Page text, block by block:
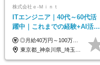
株式会社ｅ‐Ｍｉｎｔ
ITエンジニア｜40代～60代活
躍中｜これまでの経験+AI活用
でスキルアップを支援｜残業
月10h｜副業OK
◎月給40万円～100万円＋インセンティブ＋各種手当 ・年収120万〜300万円UPの実績も！ ・平均年収UP率は1.1～1.3倍 ・案件単価100%公開 × 単価連動の給与制度 ・能力等を考慮の上、決定いたします ※試用期間6ヵ月あり（待遇の変更はありません） ※固定残業代（月20～30時間・3万円～8万円）を含みます 《具体的には...》 ・案件単価65万円⇒年収約500万円 ・案件単価80万円⇒年収約600万円 ・案件単価120万円⇒年収約900万円 ＼ AIで生産性5倍になり給与UP ／ ◇案件単価100%公開 × 単価連動の給与制度 ◇年収120万〜300万UPの実績あり 「単価が上がれば、その分しっかり報われる」 そんなシンプルで納得できる評価制度です。 ⚫️年収300万円アップの実績も 参画する案件の単価を全て公開。 給与は単価に連動しているため納得感持って働くことが可能です。 過去には転職しただけで300万円以上アップした方もいます。 現場でAIを活用して成果を出して単価アップにつながったケースが多数！ ・AIツール利用料金全額負担 ・資格取得補助 ・月給保証制度 ・各種手当
東京都_神奈川県_埼玉県_千葉県_大阪府_愛知県_北海道_青森県_岩手県_宮城県_秋田県_山形県_福島県_茨城県_栃木県_群馬県_新潟県_山梨県_長野県_富山県_石川県_福井県_静岡県_岐阜県_三重県_兵庫県_京都府_滋賀県_奈良県_和歌山県_広島県_岡山県_鳥取県_島根県_山口県_徳島県_香川県_愛媛県_高知県_福岡県_熊本県_佐賀県_長崎県_大分県_宮崎県_鹿児島県_沖縄県